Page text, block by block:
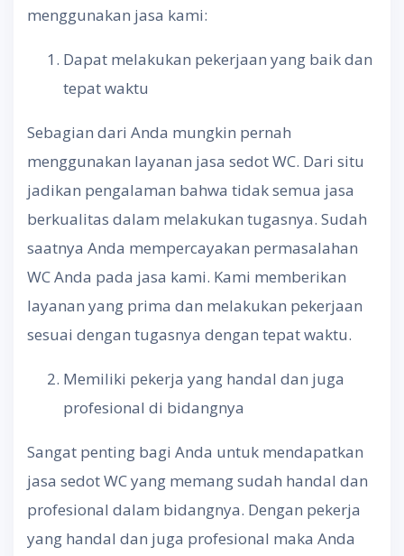
menggunakan jasa kami:
Dapat melakukan pekerjaan yang baik dan
tepat waktu
Sebagian dari Anda mungkin pernah
menggunakan layanan jasa sedot WC. Dari situ
jadikan pengalaman bahwa tidak semua jasa
berkualitas dalam melakukan tugasnya. Sudah
saatnya Anda mempercayakan permasalahan
WC Anda pada jasa kami. Kami memberikan
layanan yang prima dan melakukan pekerjaan
sesuai dengan tugasnya dengan tepat waktu.
Memiliki pekerja yang handal dan juga
profesional di bidangnya
Sangat penting bagi Anda untuk mendapatkan
jasa sedot WC yang memang sudah handal dan
profesional dalam bidangnya. Dengan pekerja
yang handal dan juga profesional maka Anda